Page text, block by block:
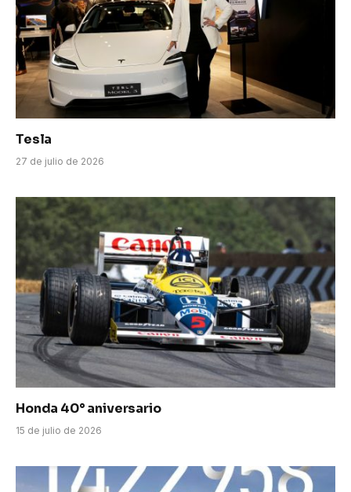
Tesla
27 de julio de 2026
Honda 40° aniversario
15 de julio de 2026